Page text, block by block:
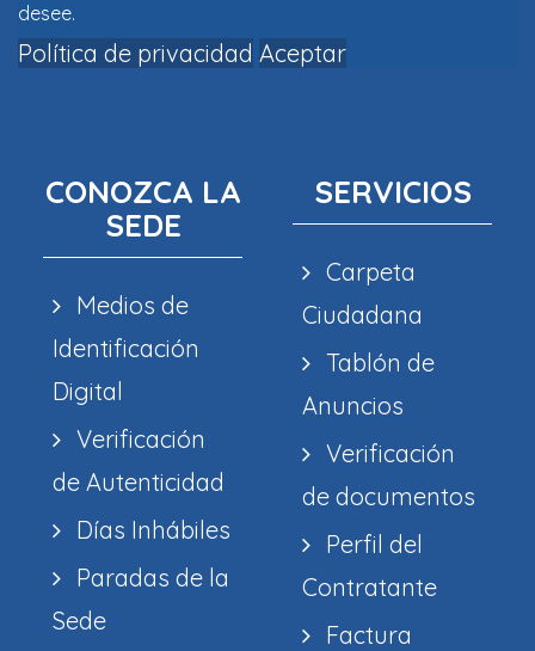
desee.
Política de privacidad Aceptar
CONOZCA LA
SEDE
Medios de
Identificación
Digital
Verificación
de Autenticidad
Días Inhábiles
Paradas de la
Sede
SERVICIOS
Carpeta
Ciudadana
Tablón de
Anuncios
Verificación
de documentos
Perfil del
Contratante
Factura